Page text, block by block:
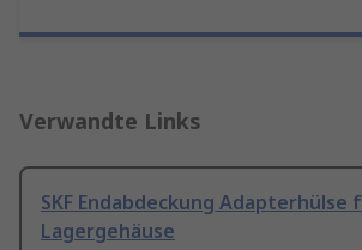
Verwandte Links
SKF Endabdeckung Adapterhülse
Lagergehäuse